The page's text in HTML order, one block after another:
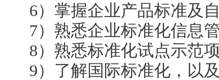
6）掌握企业产品标准及
7）熟悉企业标准化信息
8）熟悉标准化试点示范
9）了解国际标准化，以